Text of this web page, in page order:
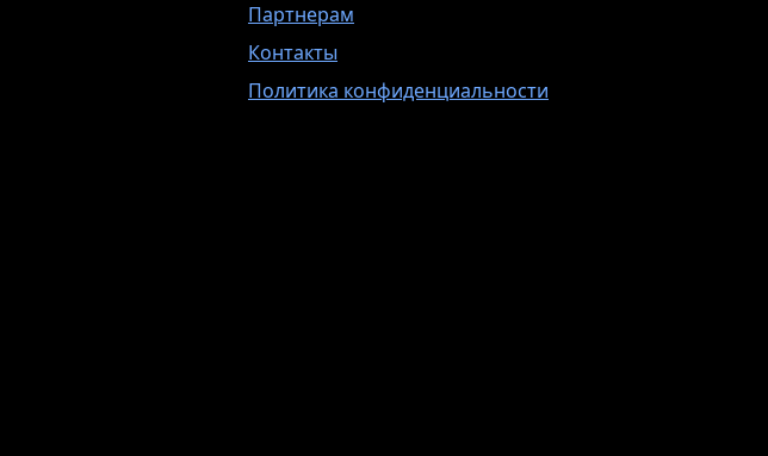
Партнерам
Контакты
Политика конфиденциальности